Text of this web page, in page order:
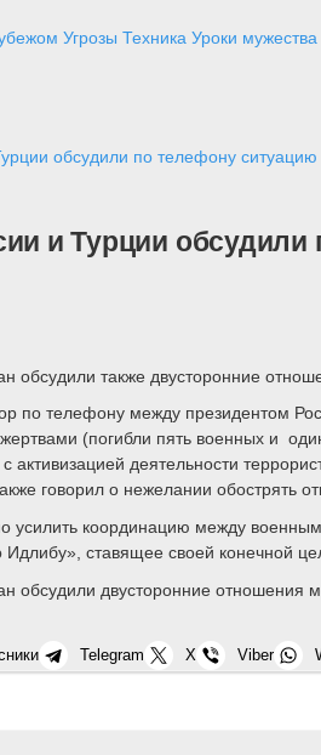
Угрозы Техника Уроки мужества
обсудили по телефону
и Турции
обсудили также двусторонние
по телефону между президентом
(погибли пять военных и
активизацией деятельности
говорил о нежелании обострять
усилить координацию между
Идлибу», ставящее своей конечной
обсудили двусторонние отношения
Telegram X Viber